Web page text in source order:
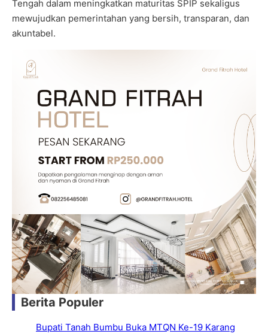
Tengah dalam meningkatkan maturitas SPIP sekaligus
mewujudkan pemerintahan yang bersih, transparan, dan
akuntabel.
Berita Populer
Bupati Tanah Bumbu Buka MTQN Ke-19 Karang